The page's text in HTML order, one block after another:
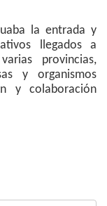
la entrada y
llegados a
provincias,
y organismos
y colaboración